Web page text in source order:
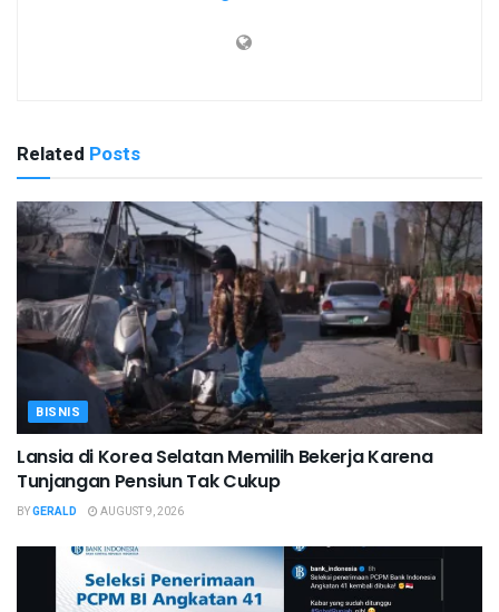
Related Posts
BISNIS
Lansia di Korea Selatan Memilih Bekerja Karena
Tunjangan Pensiun Tak Cukup
BYGERALD AUGUST 9, 2026